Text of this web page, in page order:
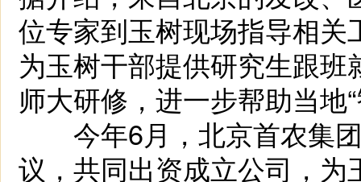
位专家到玉树现场指导相
为玉树干部提供研究生跟
师大研修，进一步帮助当地
今年6月，北京首农集团
议，共同出资成立公司，